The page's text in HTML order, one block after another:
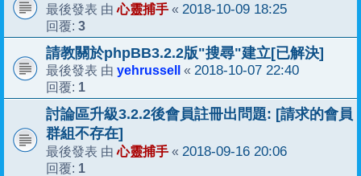
最後發表 由心靈捕手 « 2018-10-09 18:25
回覆: 3
請教關於phpBB3.2.2版"搜尋"建立[已解決]
最後發表 由 yehrussell « 2018-10-07 22:40
回覆: 1
討論區升級3.2.2後會員註冊出問題: [請求的會員
群組不存在]
最後發表 由心靈捕手 « 2018-09-16 20:06
回覆: 1